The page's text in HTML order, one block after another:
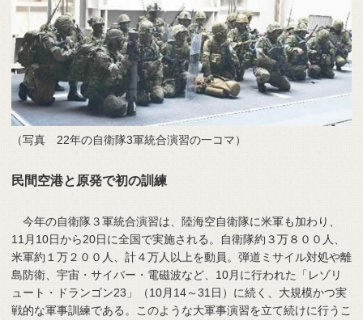
（写真 22年の自衛隊3軍統合演習の一コマ）
民間空港と原発で初の訓練
今年の自衛隊３軍統合演習は、陸海空自衛隊に米軍も加わり、
11月10日から20日に全国で実施される。自衛隊約３万８００人、
米軍約１万２００人、計４万人以上を動員。弾道ミサイル対処や離
島防衛、宇宙・サイバー・電磁波など、10月に行われた「レゾリ
ュート・ドランゴン23」（10月14～31日）に続く、大規模かつ実
戦的な軍事訓練である。このような大軍事演習を立て続けに行うこ